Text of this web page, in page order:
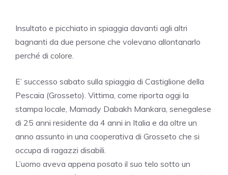
Insultato e picchiato in spiaggia davanti agli altri
bagnanti da due persone che volevano allontanarlo
perché di colore.
E’ successo sabato sulla spiaggia di Castiglione della
Pescaia (Grosseto). Vittima, come riporta oggi la
stampa locale, Mamady Dabakh Mankara, senegalese
di 25 anni residente da 4 anni in Italia e da oltre un
anno assunto in una cooperativa di Grosseto che si
occupa di ragazzi disabili.
L’uomo aveva appena posato il suo telo sotto un